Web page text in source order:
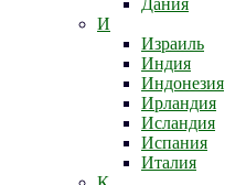
Дания
И
Израиль
Индия
Индонезия
Ирландия
Исландия
Испания
Италия